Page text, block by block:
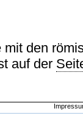
mit den
auf der